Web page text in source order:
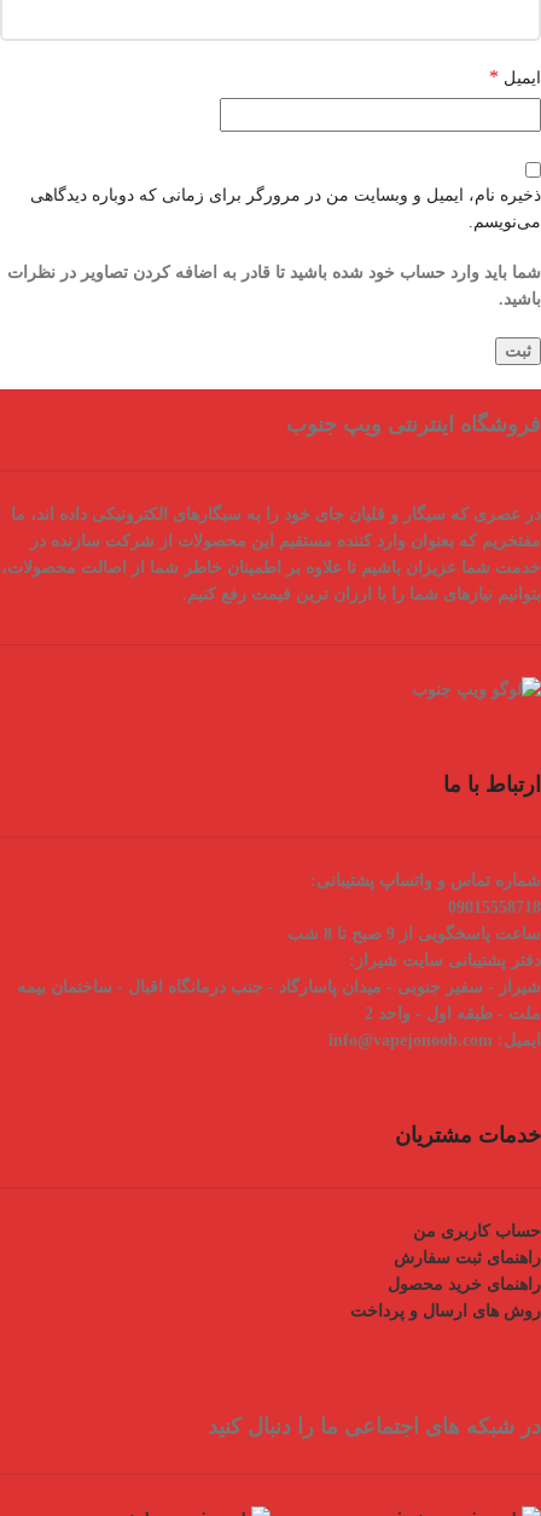
ایمیل *
ذخیره نام، ایمیل و وبسایت من در مرورگر برای زمانی که دوباره دیدگاهی
می‌نویسم.
شما باید وارد حساب خود شده باشید تا قادر به اضافه کردن تصاویر در نظرات
باشید.
فروشگاه اینترنتی ویپ جنوب
در عصری که سیگار و قلیان جای خود را به سیگارهای الکترونیکی داده اند، ما
مفتخریم که بعنوان وارد کننده مستقیم این محصولات از شرکت سازنده در
خدمت شما عزیزان باشیم تا علاوه بر اطمینان خاطر شما از
اصالت محصولات،
بتوانیم نیازهای شما را با ارزان ترین قیمت رفع کنیم.
ارتباط با ما
شماره تماس و واتساپ پشتیبانی:
09015558718
ساعت پاسخگویی از 9 صبح تا 8 شب
دفتر پشتیبانی سایت شیراز:
شیراز - سفیر جنوبی - میدان پاسارگاد - جنب درمانگاه اقبال - ساختمان بیمه
ملت - طبقه اول - واحد 2
ایمیل:
خدمات مشتریان
حساب کاربری من
راهنمای ثبت سفارش
راهنمای خرید محصول
روش های ارسال و پرداخت
در شبکه های اجتماعی ما را دنبال کنید